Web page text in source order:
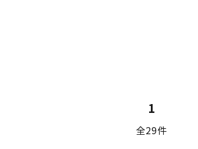
1
全29件